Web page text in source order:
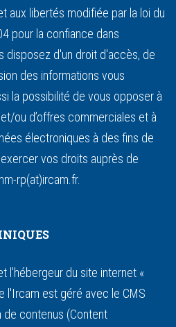
aux libertés modifiée par la loi du
pour la confiance dans
disposez d'un droit d'accès, de
des informations vous
la possibilité de vous opposer à
ou d’offres commerciales et à
électroniques à des fins de
vos droits auprès de
rp(at)ircam.fr.
l'hébergeur du site internet «
l'Ircam est géré avec le CMS
de contenus (Content